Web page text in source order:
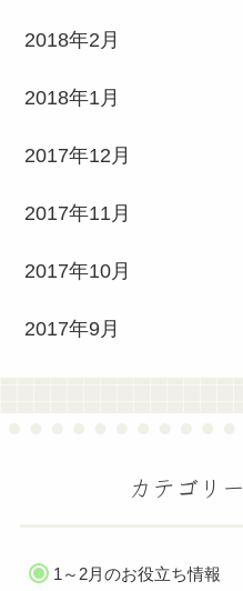
2018年2月
2018年1月
2017年12月
2017年11月
2017年10月
2017年9月
カテゴリー
1～2月のお役立ち情報